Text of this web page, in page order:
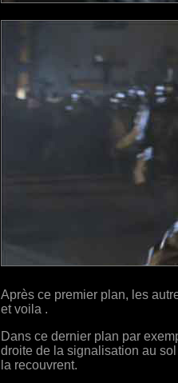
Après ce premier plan, les
et voila .
Dans ce dernier plan par
droite de la signalisation au
la recouvrent.